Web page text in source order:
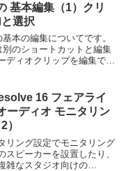
基本編集（1）クリ
選択
本の編集についてです。
のショートカットと編集
ディオクリップを編集でき
16 フェアライ
ーディオ モニタリン
）
リング設定でモニタリング
ピーカーを設置したり、
雑なスタジオ向けの